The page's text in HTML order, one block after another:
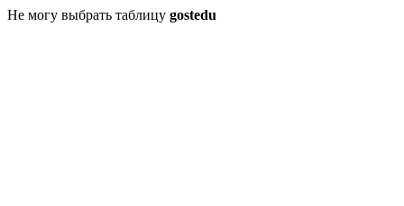
Не могу выбрать таблицу gostedu